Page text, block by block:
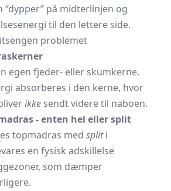
“dypper” på midterlinjen og
til den lettere side.
problemet
egen fjeder- eller skumkerne.
absorberes i den kerne, hvor
ikke sendt videre til naboen.
- enten hel eller split
topmadras med spliti
en fysisk adskillelse
som dæmper